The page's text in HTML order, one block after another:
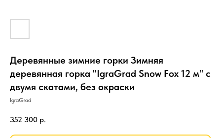
Деревянные зимние горки Зимняя
деревянная горка "IgraGrad Snow Fox 12 м" с
двумя скатами, без окраски
IgraGrad
352 300 р.